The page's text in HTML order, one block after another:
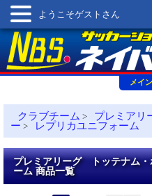
メイ
ようこそゲストさん
クラブチーム > プレミアリ
ー > レプリカユニフォーム
プレミアリーグ トッテナム
ーム 商品一覧